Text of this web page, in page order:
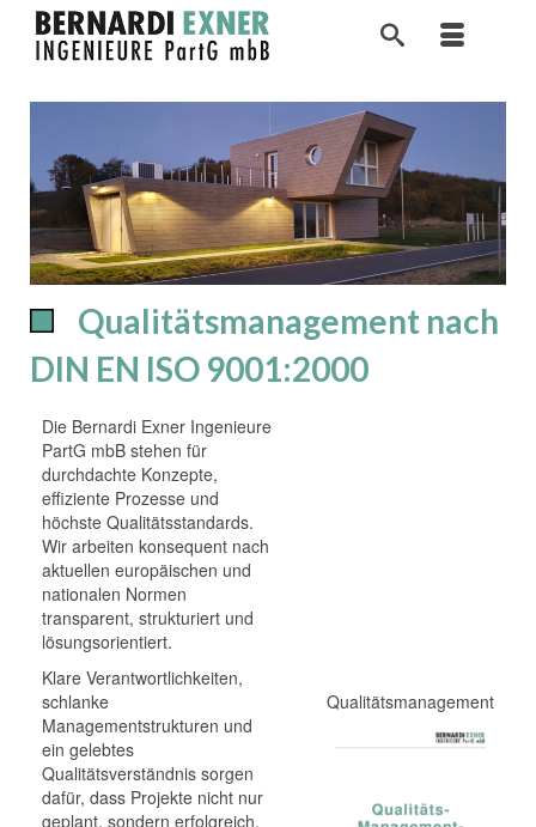
Qualitätsmanagement nach
DIN EN ISO 9001:2000
Die Bernardi Exner Ingenieure
PartG mbB stehen für
durchdachte Konzepte,
effiziente Prozesse und
höchste Qualitätsstandards.
Wir arbeiten konsequent nach
aktuellen europäischen und
nationalen Normen
transparent, strukturiert und
lösungsorientiert.
Klare Verantwortlichkeiten,
schlanke
Managementstrukturen und
ein gelebtes
Qualitätsverständnis sorgen
dafür, dass Projekte nicht nur
geplant, sondern erfolgreich,
Qualitätsmanagement